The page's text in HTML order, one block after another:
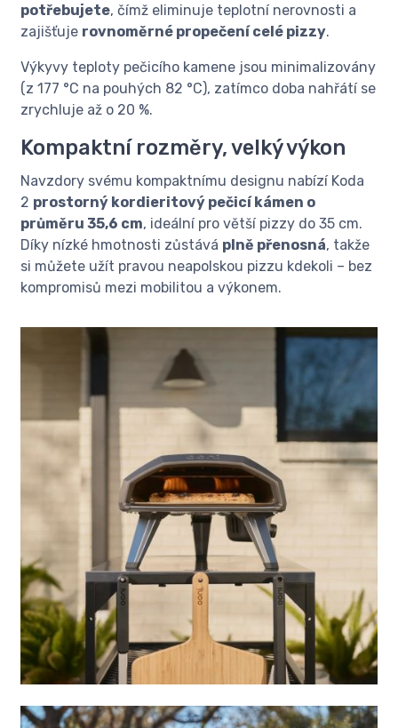
potřebujete, čímž eliminuje teplotní nerovnosti a
zajišťuje rovnoměrné propečení celé pizzy.
Výkyvy teploty pečicího kamene jsou minimalizovány
(z 177 °C na pouhých 82 °C), zatímco doba nahřátí se
zrychluje až o 20 %.
Kompaktní rozměry, velký výkon
Navzdory svému kompaktnímu designu nabízí Koda
2 prostorný kordieritový pečicí kámen o
průměru 35,6 cm, ideální pro větší pizzy do 35 cm.
Díky nízké hmotnosti zůstává plně přenosná, takže
si můžete užít pravou neapolskou pizzu kdekoli – bez
kompromisů mezi mobilitou a výkonem.